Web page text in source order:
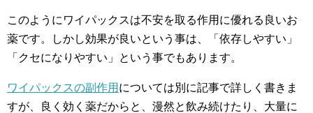
このようにワイパックスは不安を取る作用に優れる良いお
薬です。しかし効果が良いという事は、「依存しやすい」
「クセになりやすい」という事でもあります。
ワイパックスの副作用 については別に記事で詳しく書きま
すが、良く効く薬だからと、漫然と飲み続けたり、大量に